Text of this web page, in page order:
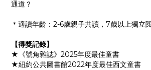
通道？
＊適讀年齡：2-6歲親子共讀，7歲以上獨立
【得獎記錄】
★《號角雜誌》2025年度最佳童書
★紐約公共圖書館2022年度最佳西文童書